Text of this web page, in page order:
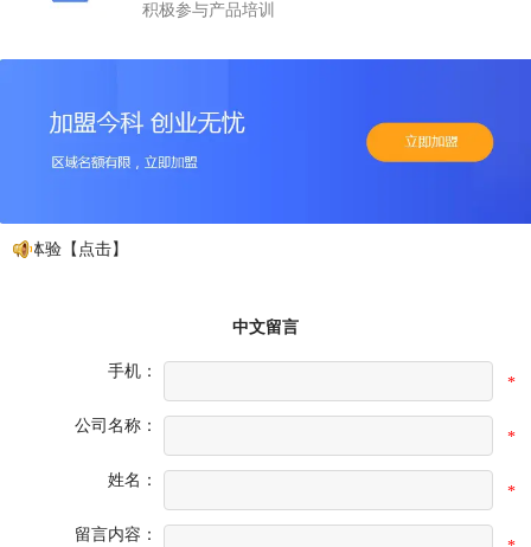
积极参与产品培训
体验【点击】
中文留言
手机：
*
公司名称：
*
姓名：
*
留言内容：